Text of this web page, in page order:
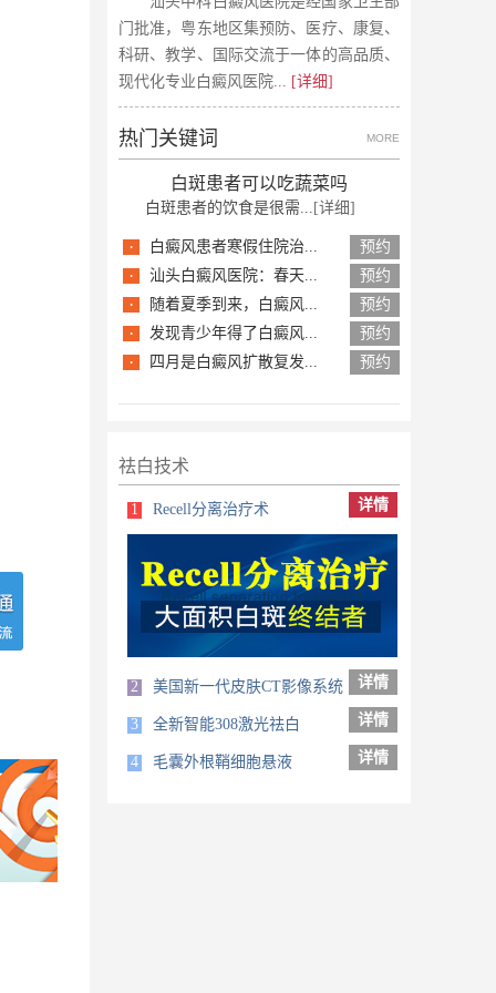
门批准，粤东地区集预防、医疗、康复、
科研、教学、国际交流于一体的高品质、
现代化专业白癜风医院... [详细]
热门关键词 MORE
白斑患者可以吃蔬菜吗
白斑患者的饮食是很需... [详细]
· 白癜风患者寒假住院治... 预约
· 汕头白癜风医院：春天... 预约
· 随着夏季到来，白癜风... 预约
· 发现青少年得了白癜风... 预约
· 四月是白癜风扩散复发... 预约
祛白技术
1 Recell分离治疗术 详情
2 美国新一代皮肤CT影像系统 详情
3 全新智能308激光祛白 详情
4 毛囊外根鞘细胞悬液 详情